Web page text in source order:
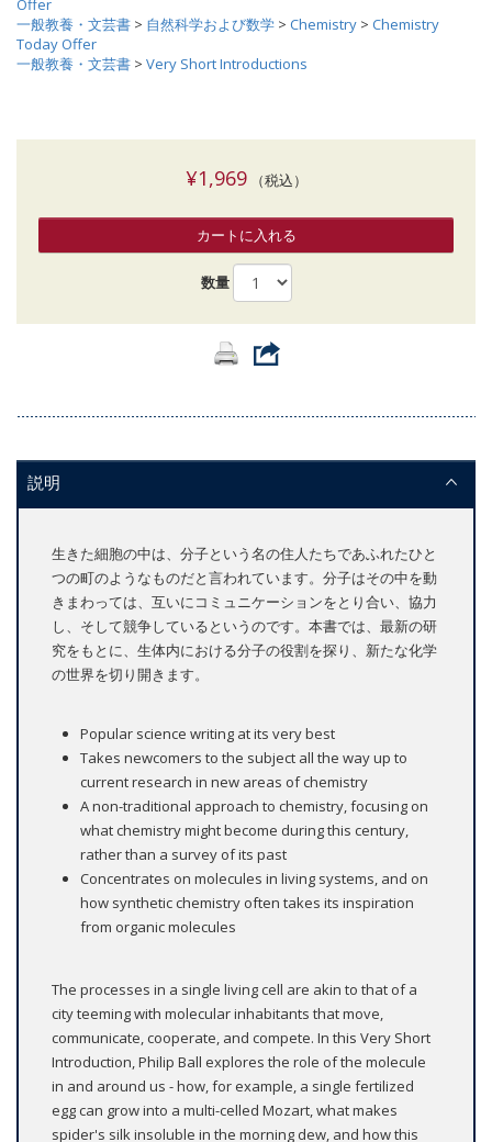
Offer
一般教養・文芸書 > 自然科学および数学 > Chemistry > Chemistry
Today Offer
一般教養・文芸書 > Very Short Introductions
¥1,969（税込）
カートに入れる
数量
説明
生きた細胞の中は、分子という名の住人たちであふれたひと
つの町のようなものだと言われています。分子はその中を動
きまわっては、互いにコミュニケーションをとり合い、協力
し、そして競争しているというのです。本書では、最新の研
究をもとに、生体内における分子の役割を探り、新たな化学
の世界を切り開きます。
Popular science writing at its very best
Takes newcomers to the subject all the way up to
current research in new areas of chemistry
A non-traditional approach to chemistry, focusing on
what chemistry might become during this century,
rather than a survey of its past
Concentrates on molecules in living systems, and on
how synthetic chemistry often takes its inspiration
from organic molecules
The processes in a single living cell are akin to that of a
city teeming with molecular inhabitants that move,
communicate, cooperate, and compete. In this Very Short
Introduction, Philip Ball explores the role of the molecule
in and around us - how, for example, a single fertilized
egg can grow into a multi-celled Mozart, what makes
spider's silk insoluble in the morning dew, and how this